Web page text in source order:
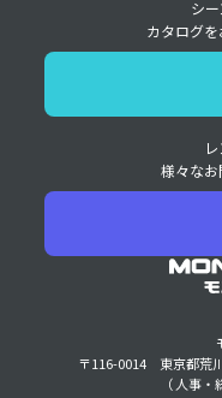
〒116-0014 東京都荒
（ 人事
シ
カタログ
様々な